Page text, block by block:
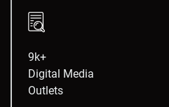
9k+
Digital Media
Outlets